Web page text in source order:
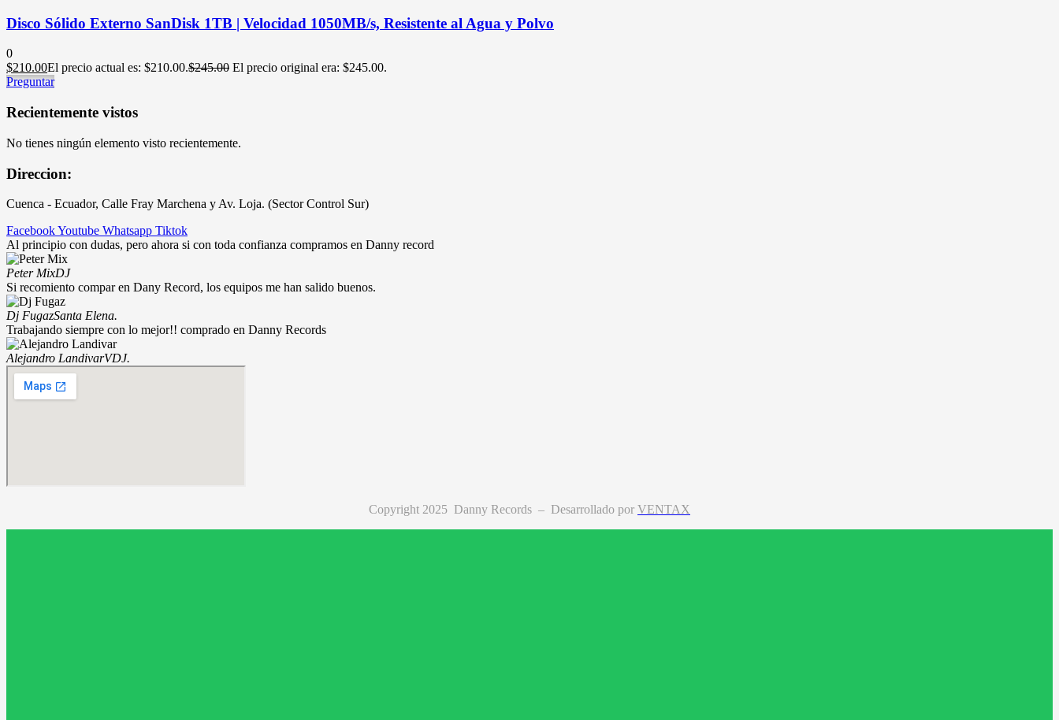
Disco Sólido Externo SanDisk 1TB | Velocidad 1050MB/s, Resistente al Agua y Polvo
0
$210.00El precio actual es: $210.00.$245.00 El precio original era: $245.00.
Preguntar
Recientemente vistos
No tienes ningún elemento visto recientemente.
Direccion:
Cuenca - Ecuador, Calle Fray Marchena y Av. Loja. (Sector Control Sur)
FacebookYoutube Whatsapp Tiktok
Al principio con dudas, pero ahora si con toda confianza compramos en Danny record
Peter MixDJ
Si recomiento compar en Dany Record, los equipos me han salido buenos.
Dj FugazSanta Elena.
Trabajando siempre con lo mejor!! comprado en Danny Records
Alejandro LandivarVDJ.
Copyright 2025 Danny Records – Desarrollado por VENTAX